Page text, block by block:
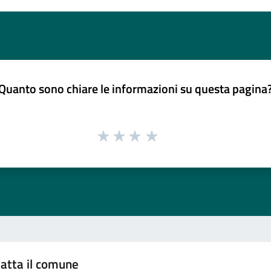
sono chiare le informazioni su questa
il comune